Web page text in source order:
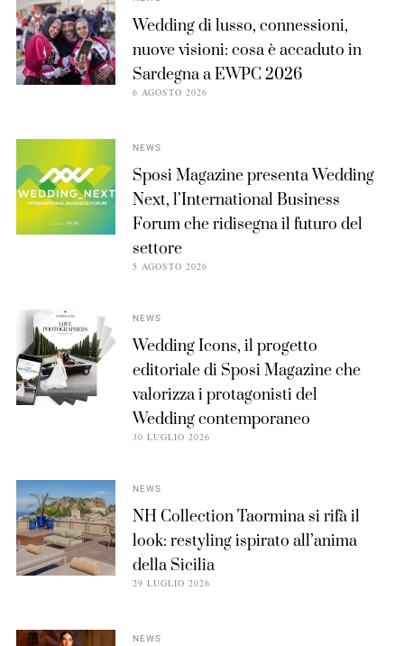
Wedding di lusso, connessioni,
nuove visioni: cosa è accaduto in
Sardegna a EWPC 2026
6 AGOSTO 2026
NEWS
Sposi Magazine presenta Wedding
Next, l’International Business
Forum che ridisegna il futuro del
settore
5 AGOSTO 2026
NEWS
Wedding Icons, il progetto
editoriale di Sposi Magazine che
valorizza i protagonisti del
Wedding contemporaneo
30 LUGLIO 2026
NEWS
NH Collection Taormina si rifà il
look: restyling ispirato all’anima
della Sicilia
29 LUGLIO 2026
NEWS